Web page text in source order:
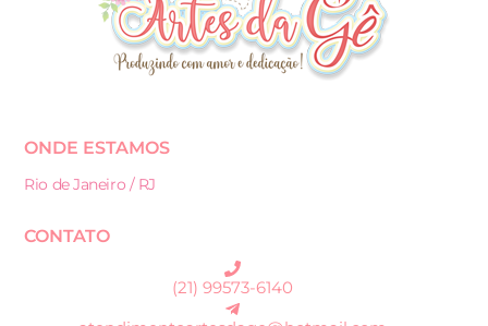
ONDE ESTAMOS
Rio de Janeiro / RJ
CONTATO
(21) 99573-6140